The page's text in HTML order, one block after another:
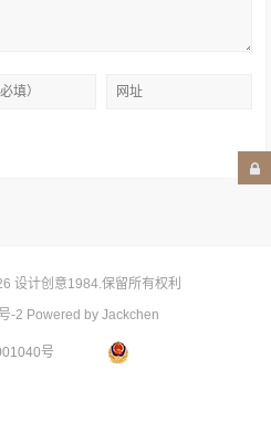
设计创意1984.保留所有权利
-2 Powered by Jackchen
号